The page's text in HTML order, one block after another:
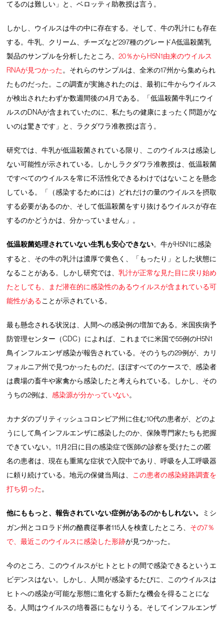
てるのは難しい」と、ベロッティ助教授は言う。
しかし、ウイルスは牛の中に存在する。そして、牛の乳汁にも存在
する。牛乳、クリーム、チーズなど297種のグレードA低温殺菌乳
製品のサンプルを分析したところ、20％からH5N1由来のウイルス
RNAが見つかった。それらのサンプルは、全米の17州から集められ
たものだった。この調査が実施されたのは、最初に牛からウイルス
が検出されたわずか数週間後の4月である。「低温殺菌牛乳にウイ
ルスのDNAが含まれていたのに、私たちの健康にまったく問題がな
いのは驚きです」と、ラクダワラ准教授は言う。
研究では、牛乳が低温殺菌されている限り、このウイルスは感染し
ない可能性が示されている。しかしラクダワラ准教授は、低温殺菌
ですべてのウイルスを常に不活性化できるわけではないことを懸念
している。「（感染するためには）どれだけの量のウイルスを摂取
する必要があるのか、そして低温殺菌をすり抜けるウイルスが存在
するのかどうかは、分かっていません」。
低温殺菌処理されていない生乳も安心できない。牛がH5N1に感染
すると、その牛の乳汁は濃厚で黄色く、「もったり」とした状態に
なることがある。しかし研究では、乳汁が正常な見た目に戻り始め
たとしても、まだ潜在的に感染性のあるウイルスが含まれている可
能性があることが示されている。
最も懸念される状況は、人間への感染例の増加である。米国疾病予
防管理センター（CDC）によれば、これまでに米国で55例のH5N1
鳥インフルエンザ感染が報告されている。そのうちの29例が、カリ
フォルニア州で見つかったものだ。ほぼすべてのケースで、感染者
は農場の畜牛や家禽から感染したと考えられている。しかし、その
うちの2例は、感染源が分かっていない。
カナダのブリティッシュコロンビア州に住む10代の患者が、どのよ
うにして鳥インフルエンザに感染したのか、保険専門家たちも把握
できていない。11月2日に目の感染症で医師の診察を受けたこの匿
名の患者は、現在も重篤な症状で入院中であり、呼吸を人工呼吸器
に頼り続けている。地元の保健当局は、 この患者の感染経路調査を
打ち切った。
他にももっと、報告されていない症例があるのかもしれない。
ミシ
ガン州とコロラド州の酪農従事者115人を検査したところ、 その7％
で、最近このウイルスに感染した形跡が見つかった。
今のところ、このウイルスがヒトとヒトの間で感染できるというエ
ビデンスはない。しかし、人間が感染するたびに、このウイルスは
ヒトへの感染が可能な形態に進化する新たな機会を得ることにな
る。人間はウイルスの培養器にもなりうる。そしてインフルエンザ